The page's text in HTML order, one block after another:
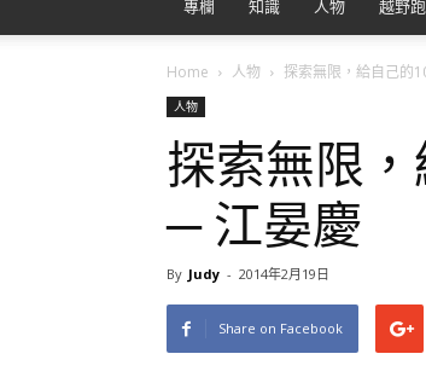
專欄 知識 人物 越野跑
Home 人物 探索無限，給自己的
人物
探索無限
─ 江晏慶
By Judy - 2014年2月19日
Share on Facebook